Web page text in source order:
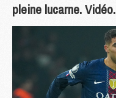
pleine lucarne. Vidéo.